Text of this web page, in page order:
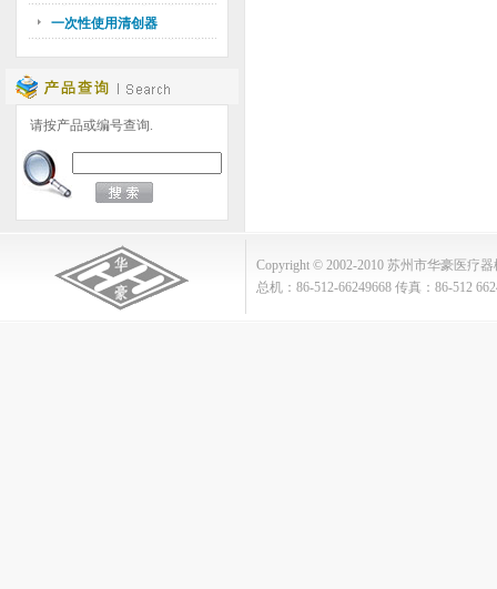
一次性使用清创器
请按产品或编号查询.
Copyright © 2002-2010 苏州市华豪医疗
总机：86-512-66249668 传真：86-512